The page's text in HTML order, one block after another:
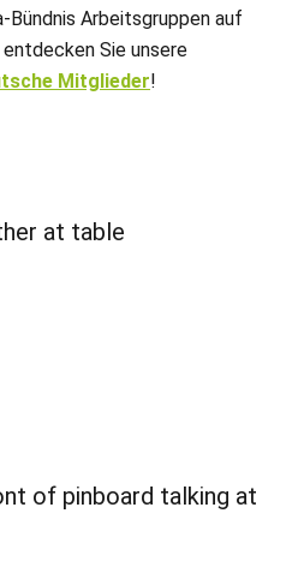
Bündnis Arbeitsgruppen auf
Sie unsere
Mitglieder!